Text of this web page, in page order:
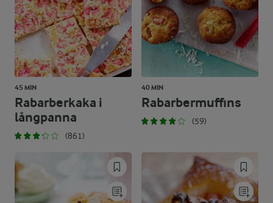
45 MIN
Rabarberkaka i
långpanna
(861)
40 MIN
Rabarbermuffins
(59)